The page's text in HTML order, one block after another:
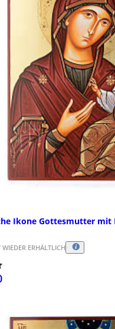
Ikone Gottesmutter mit
ERHÄLTLICH